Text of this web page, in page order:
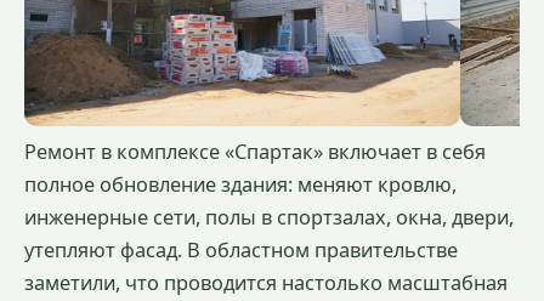
Ремонт в комплексе «Спартак» включает в себя
полное обновление здания: меняют кровлю,
инженерные сети, полы в спортзалах, окна, двери,
утепляют фасад. В областном правительстве
заметили, что проводится настолько масштабная